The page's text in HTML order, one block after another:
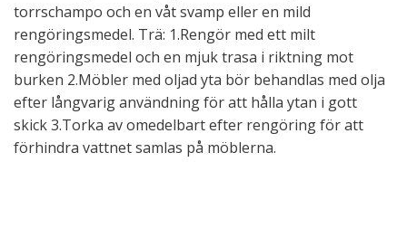
torrschampo och en våt svamp eller en mild
rengöringsmedel. Trä: 1.Rengör med ett milt
rengöringsmedel och en mjuk trasa i riktning mot
burken 2.Möbler med oljad yta bör behandlas med olja
efter långvarig användning för att hålla ytan i gott
skick 3.Torka av omedelbart efter rengöring för att
förhindra vattnet samlas på möblerna.